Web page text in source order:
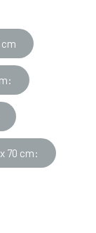
cm
70 cm: